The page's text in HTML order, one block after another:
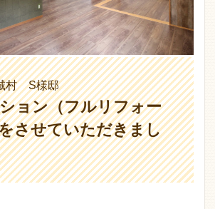
村 S様邸
ョン（フルリフォー
させていただきまし